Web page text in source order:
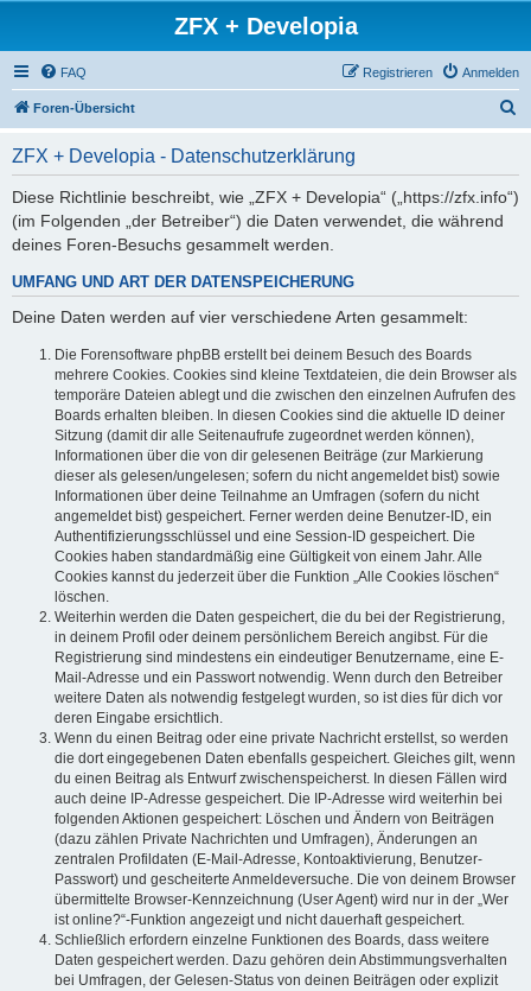
ZFX + Developia
FAQ Anmelden
Registrieren
Foren-Übersicht
ZFX + Developia - Datenschutzerklärung
Diese Richtlinie beschreibt, wie „ZFX + Developia“ („https://zfx.info“)
(im Folgenden „der Betreiber“) die Daten verwendet, die während
deines Foren-Besuchs gesammelt werden.
UMFANG UND ART DER DATENSPEICHERUNG
Deine Daten werden auf vier verschiedene Arten gesammelt:
Die Forensoftware phpBB erstellt bei deinem Besuch des Boards
mehrere Cookies. Cookies sind kleine Textdateien, die dein Browser als
temporäre Dateien ablegt und die zwischen den einzelnen Aufrufen des
Boards erhalten bleiben. In diesen Cookies sind die aktuelle ID deiner
Sitzung (damit dir alle Seitenaufrufe zugeordnet werden können),
Informationen über die von dir gelesenen Beiträge (zur Markierung
dieser als gelesen/ungelesen; sofern du nicht angemeldet bist) sowie
Informationen über deine Teilnahme an Umfragen (sofern du nicht
angemeldet bist) gespeichert. Ferner werden deine Benutzer-ID, ein
Authentifizierungsschlüssel und eine Session-ID gespeichert. Die
Cookies haben standardmäßig eine Gültigkeit von einem Jahr. Alle
Cookies kannst du jederzeit über die Funktion „Alle Cookies löschen“
löschen.
Weiterhin werden die Daten gespeichert, die du bei der Registrierung,
in deinem Profil oder deinem persönlichem Bereich angibst. Für die
Registrierung sind mindestens ein eindeutiger Benutzername, eine E-
Mail-Adresse und ein Passwort notwendig. Wenn durch den Betreiber
weitere Daten als notwendig festgelegt wurden, so ist dies für dich vor
deren Eingabe ersichtlich.
Wenn du einen Beitrag oder eine private Nachricht erstellst, so werden
die dort eingegebenen Daten ebenfalls gespeichert. Gleiches gilt, wenn
du einen Beitrag als Entwurf zwischenspeicherst. In diesen Fällen wird
auch deine IP-Adresse gespeichert. Die IP-Adresse wird weiterhin bei
folgenden Aktionen gespeichert: Löschen und Ändern von Beiträgen
(dazu zählen Private Nachrichten und Umfragen), Änderungen an
zentralen Profildaten (E-Mail-Adresse, Kontoaktivierung, Benutzer-
Passwort) und gescheiterte Anmeldeversuche. Die von deinem Browser
übermittelte Browser-Kennzeichnung (User Agent) wird nur in der „Wer
ist online?“-Funktion angezeigt und nicht dauerhaft gespeichert.
Schließlich erfordern einzelne Funktionen des Boards, dass weitere
Daten gespeichert werden. Dazu gehören dein Abstimmungsverhalten
bei Umfragen, der Gelesen-Status von deinen Beiträgen oder explizit